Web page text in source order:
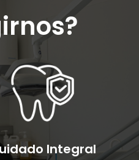
Integral